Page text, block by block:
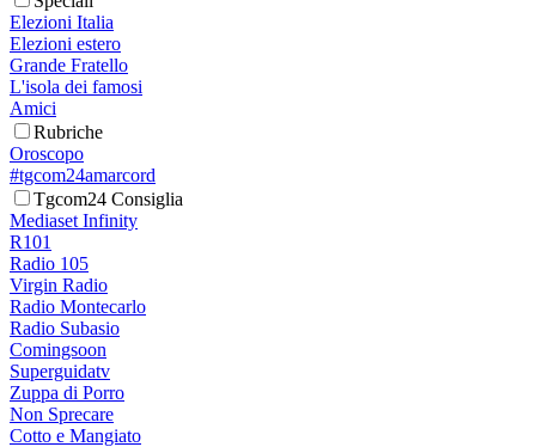
Elezioni Italia
Elezioni estero
Grande Fratello
L'isola dei famosi
Amici
Rubriche
Oroscopo
#tgcom24amarcord
Tgcom24 Consiglia
Mediaset Infinity
R101
Radio 105
Virgin Radio
Radio Montecarlo
Radio Subasio
Comingsoon
Superguidatv
Zuppa di Porro
Non Sprecare
Cotto e Mangiato